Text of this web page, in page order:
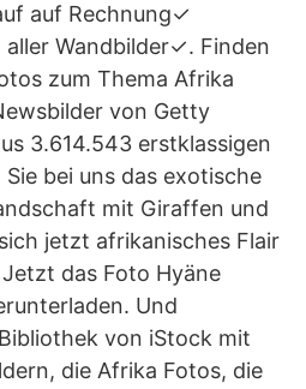
auf Rechnung✓
Wandbilder✓. Finden
zum Thema Afrika
von Getty
3.614.543 erstklassigen
bei uns das exotische
mit Giraffen und
jetzt afrikanisches Flair
das Foto Hyäne
Und
von iStock mit
die Afrika Fotos, die